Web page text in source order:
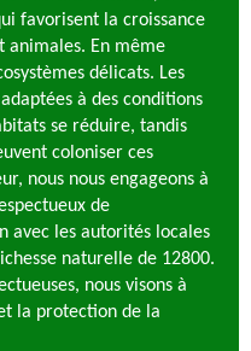
favorisent la croissance
animales. En même
délicats. Les
à des conditions
se réduire, tandis
coloniser ces
nous nous engageons à
de
avec les autorités locales
naturelle de 12800.
nous visons à
la protection de la